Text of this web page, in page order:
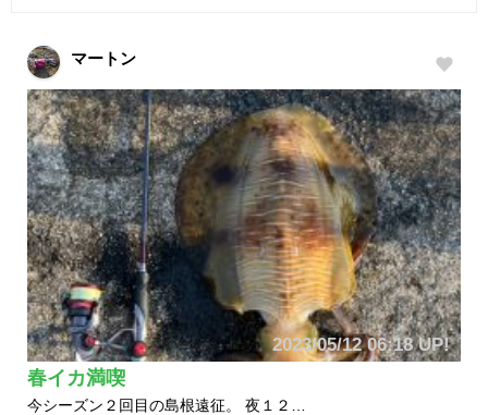
マートン
2023/05/12 06:18 UP!
春イカ満喫
今シーズン２回目の島根遠征。 夜１２…